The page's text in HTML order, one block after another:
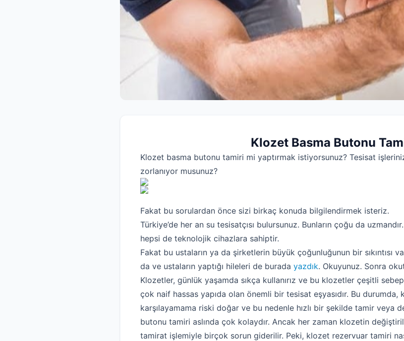
Klozet Basma Butonu
Klozet basma butonu tamiri mi yaptırmak istiyorsunuz? Tesisat
zorlanıyor musunuz?
Fakat bu sorulardan önce sizi birkaç konuda bilgilendirmek isteriz.
Türkiye’de her an su tesisatçısı bulursunuz. Bunların çoğu da
hepsi de teknolojik cihazlara sahiptir.
Fakat bu ustaların ya da şirketlerin büyük çoğunluğunun bir sıkıntısı
da ve ustaların yaptığı hileleri de burada yazdık. Okuyunuz. Sonra
Klozetler, günlük yaşamda sıkça kullanırız ve bu klozetler çeşitli
çok naif hassas yapıda olan önemli bir tesisat eşyasıdır. Bu durumda,
karşılayamama riski doğar ve bu nedenle hızlı bir şekilde tamir veya
butonu tamiri aslında çok kolaydır. Ancak her zaman klozetin
tamirat işlemiyle birçok sorun giderilir. Peki, klozet rezervuar tamiri